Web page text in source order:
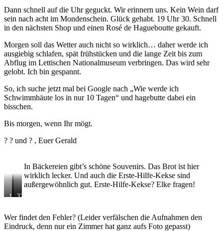
Dann schnell auf die Uhr geguckt. Wir erinnern uns. Kein Wein darf
sein nach acht im Mondenschein. Glück gehabt. 19 Uhr 30. Schnell
in den nächsten Shop und einen Rosé de Hagueboutte gekauft.
Morgen soll das Wetter auch nicht so wirklich… daher werde ich
ausgiebig schlafen, spät frühstücken und die lange Zeit bis zum
Abflug im Lettischen Nationalmuseum verbringen. Das wird sehr
gelobt. Ich bin gespannt.
So, ich suche jetzt mal bei Google nach „Wie werde ich
Schwimmhäute los in nur 10 Tagen“ und hagebutte dabei ein
bisschen.
Bis morgen, wenn Ihr mögt.
? ? und ? , Euer Gerald
In Bäckereien gibt’s schöne Souvenirs. Das Brot ist hier
wirklich lecker. Und auch die Erste-Hilfe-Kekse sind
außergewöhnlich gut. Erste-Hilfe-Kekse? Elke fragen!
10075
32
Wer findet den Fehler? (Leider verfälschen die Aufnahmen den
Eindruck, denn nur ein Zimmer hat ganz aufs Foto gepasst)